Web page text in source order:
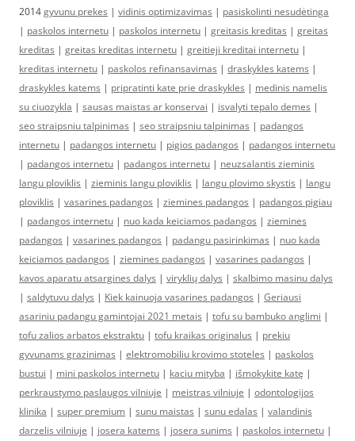
2014gyvunu prekes | vidinis optimizavimas | pasiskolinti nesudėtinga
| paskolos internetu | paskolos internetu | greitasis kreditas | greitas
kreditas | greitas kreditas internetu | greitieji kreditai internetu |
kreditas internetu | paskolos refinansavimas | draskykles katems |
draskykles katems | pripratinti kate prie draskykles | medinis namelis
su ciuozykla | sausas maistas ar konservai | isvalyti tepalo demes |
seo straipsniu talpinimas | seo straipsniu talpinimas | padangos
internetu | padangos internetu | pigios padangos | padangos internetu
| padangos internetu | padangos internetu | neuzsalantis zieminis
langu ploviklis | zieminis langu ploviklis | langu plovimo skystis | langu
ploviklis | vasarines padangos | ziemines padangos | padangos pigiau
| padangos internetu | nuo kada keiciamos padangos | ziemines
padangos | vasarines padangos | padangu pasirinkimas | nuo kada
keiciamos padangos | ziemines padangos | vasarines padangos |
kavos aparatu atsargines dalys | viryklių dalys | skalbimo masinu dalys
| saldytuvu dalys | Kiek kainuoja vasarines padangos | Geriausi
asariniu padangu gamintojai 2021 metais | tofu su bambuko anglimi |
tofu zalios arbatos ekstraktu | tofu kraikas originalus | prekiu
gyvunams grazinimas | elektromobiliu krovimo stoteles | paskolos
bustui | mini paskolos internetu | kaciu mityba | išmokykite katę |
perkraustymo paslaugos vilniuje | meistras vilniuje | odontologijos
klinika | super premium | sunu maistas | sunu edalas | valandinis
darzelis vilniuje | josera katems | josera sunims | paskolos internetu |